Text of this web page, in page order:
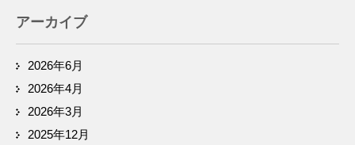
アーカイブ
2026年6月
2026年4月
2026年3月
2025年12月